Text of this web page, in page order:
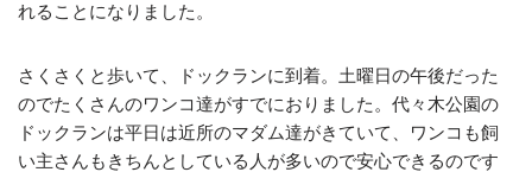
れることになりました。
さくさくと歩いて、ドックランに到着。土曜日の午後だった
のでたくさんのワンコ達がすでにおりました。代々木公園の
ドックランは平日は近所のマダム達がきていて、ワンコも飼
い主さんもきちんとしている人が多いので安心できるのです